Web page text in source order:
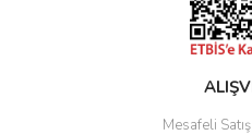
Mesafeli